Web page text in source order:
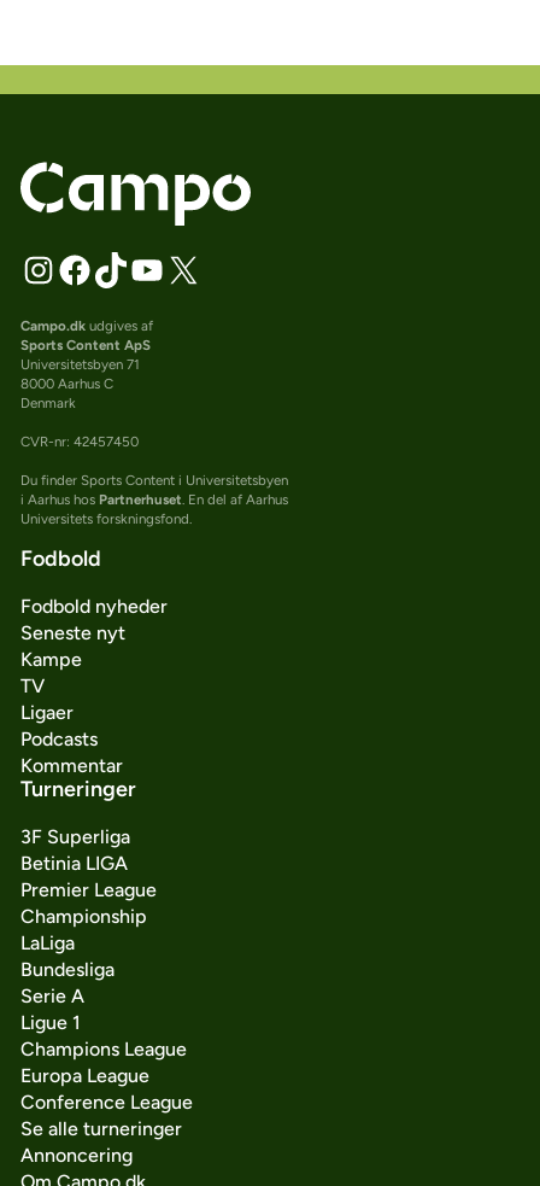
Campo.dkudgives af
Sports Content ApS
Universitetsbyen 71
8000 Aarhus C
Denmark
CVR-nr: 42457450
Du finder Sports Content i Universitetsbyen
i Aarhus hos Partnerhuset. En del af Aarhus
Universitets forskningsfond.
Fodbold
Fodbold nyheder
Seneste nyt
Kampe
TV
Ligaer
Podcasts
Kommentar
Turneringer
3F Superliga
Betinia LIGA
Premier League
Championship
LaLiga
Bundesliga
Serie A
Ligue 1
Champions League
Europa League
Conference League
Se alle turneringer
Annoncering